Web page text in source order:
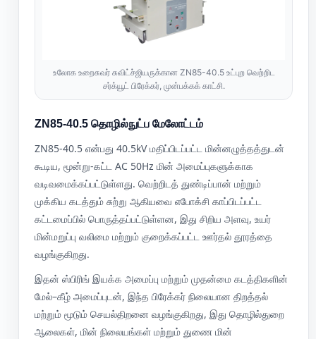
உலோக உறைசுவர் சுவிட்ச்ஜியருக்கான ZN85-40.5 உட்புற வெற்றிட
சர்க்யூட் பிரேக்கர், முன்பக்கக் காட்சி.
ZN85-40.5 தொழில்நுட்ப மேலோட்டம்
ZN85-40.5 என்பது 40.5kV மதிப்பிடப்பட்ட மின்னழுத்தத்துடன்
கூடிய, மூன்று-கட்ட AC 50Hz மின் அமைப்புகளுக்காக
வடிவமைக்கப்பட்டுள்ளது. வெற்றிடத் துண்டிப்பான் மற்றும்
முக்கிய கடத்தும் சுற்று ஆகியவை எபோக்சி காப்பிடப்பட்ட
கட்டமைப்பில் பொருத்தப்பட்டுள்ளன, இது சிறிய அளவு, உயர்
மின்மறுப்பு வலிமை மற்றும் குறைக்கப்பட்ட ஊர்தல் தூரத்தை
வழங்குகிறது.
இதன் ஸ்பிரிங் இயக்க அமைப்பு மற்றும் முதன்மை கடத்திகளின்
மேல்–கீழ் அமைப்புடன், இந்த பிரேக்கர் நிலையான திறத்தல்
மற்றும் மூடும் செயல்திறனை வழங்குகிறது, இது தொழில்துறை
ஆலைகள், மின் நிலையங்கள் மற்றும் துணை மின்